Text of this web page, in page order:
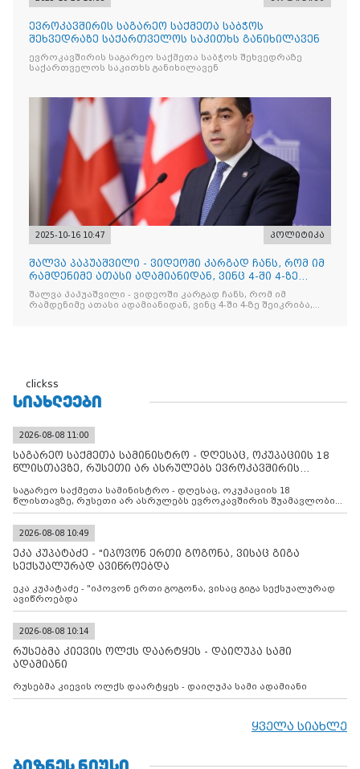
ევროკავშირის საგარეო საქმეთა საბჭოს
შეხვედრაზე საქართველოს საკითხს განიხილავენ
ევროკავშირის საგარეო საქმეთა საბჭოს შეხვედრაზე
საქართველოს საკითხს განიხილავენ
2025-10-16 10:47 პოლიტიკა
შალვა პაპუაშვილი - ვიდეოში კარგად ჩანს, რომ იმ
რამდენიმე ათასი ადამიანიდან, ვინც 4-ში 4-ზე
შეიკრიბა,
შალვა პაპუაშვილი - ვიდეოში კარგად ჩანს, რომ იმ
რამდენიმე ათასი ადამიანიდან, ვინც 4-ში 4-ზე შეიკრიბა,
clickss
ᲡᲘᲐᲮᲚᲔᲔᲑᲘ
2026-08-08 11:00
საგარეო საქმეთა სამინისტრო - დღესაც, ოკუპაციის 18
წლისთავზე, რუსეთი არ ასრულებს ევროკავშირის
საგარეო საქმეთა სამინისტრო - დღესაც, ოკუპაციის 18
წლისთავზე, რუსეთი არ ასრულებს ევროკავშირის შუამავლობით
დადებულ 2008 წლის 12 აგვისტოს ცეცხლის შეწყვეტის
კონტროლს ოკუპირებულ რეგიონებში, აგრძელებს მათი
მილიტარიზაციის პროცესს და აქტიურად დგამს ნაბიჯებს მათი
ფაქტობრივი ანექსიისკენ
2026-08-08 10:49
ეკა კუპატაძე - "იპოვონ ერთი გოგონა, ვისაც გიგა
სექსუალურად ავიწროებდა
ეკა კუპატაძე - "იპოვონ ერთი გოგონა, ვისაც გიგა სექსუალურად
ავიწროებდა
2026-08-08 10:14
რუსებმა კიევის ოლქს დაარტყეს - დაიღუპა სამი
ადამიანი
რუსებმა კიევის ოლქს დაარტყეს - დაიღუპა სამი ადამიანი
ყველა სიახლე